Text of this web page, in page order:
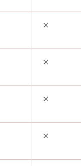
×
×
×
×